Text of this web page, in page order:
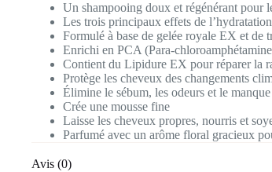
Un shampooing doux et régénérant pour
Les trois principaux effets de
Formulé à base de gelée royale EX et de
Enrichi en PCA (Para-
Contient du Lipidure EX pour réparer la
Protège les cheveux des changements
Élimine le sébum, les odeurs et le
Crée une mousse fine
Laisse les cheveux propres, nourris et
Parfumé avec un arôme floral gracieux
Avis (0)